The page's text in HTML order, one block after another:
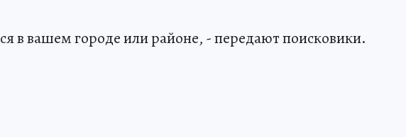
в вашем городе или районе, - передают поисковики.